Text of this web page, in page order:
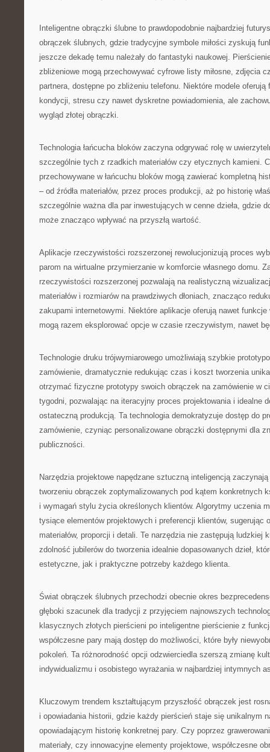
Inteligentne obrączki ślubne to prawdopodobnie najbardziej
obrączek ślubnych, gdzie tradycyjne symbole miłości zyskują
jeszcze dekadę temu należały do fantastyki naukowej.
zbliżeniowe mogą przechowywać cyfrowe listy miłosne, zdjęcia
partnera, dostępne po zbliżeniu telefonu. Niektóre modele oferują
kondycji, stresu czy nawet dyskretne powiadomienia, ale
wygląd złotej obrączki.
Technologia łańcucha bloków zaczyna odgrywać rolę w
szczególnie tych z rzadkich materiałów czy etycznych kamieni.
przechowywane w łańcuchu bloków mogą zawierać kompletną
– od źródła materiałów, przez proces produkcji, aż po historię
szczególnie ważna dla par inwestujących w cenne dzieła, gdzie
może znacząco wpływać na przyszłą wartość.
Aplikacje rzeczywistości rozszerzonej rewolucjonizują proces
parom na wirtualne przymierzanie w komforcie własnego domu.
rzeczywistości rozszerzonej pozwalają na realistyczną
materiałów i rozmiarów na prawdziwych dłoniach, znacząco
zakupami internetowymi. Niektóre aplikacje oferują nawet funkcje
mogą razem eksplorować opcje w czasie rzeczywistym, nawet
Technologie druku trójwymiarowego umożliwiają szybkie
zamówienie, dramatycznie redukując czas i koszt tworzenia
otrzymać fizyczne prototypy swoich obrączek na zamówienie w
tygodni, pozwalając na iteracyjny proces projektowania i idealne
ostateczną produkcją. Ta technologia demokratyzuje dostęp do
zamówienie, czyniąc personalizowane obrączki dostępnymi dla
publiczności.
Narzędzia projektowe napędzane sztuczną inteligencją
tworzeniu obrączek zoptymalizowanych pod kątem konkretnych
i wymagań stylu życia określonych klientów. Algorytmy uczenia
tysiące elementów projektowych i preferencji klientów, sugerując
materiałów, proporcji i detali. Te narzędzia nie zastępują ludzkiej
zdolność jubilerów do tworzenia idealnie dopasowanych dzieł,
estetyczne, jak i praktyczne potrzeby każdego klienta.
Świat obrączek ślubnych przechodzi obecnie okres
głęboki szacunek dla tradycji z przyjęciem najnowszych
klasycznych złotych pierścieni po inteligentne pierścienie z
współczesne pary mają dostęp do możliwości, które były
pokoleń. Ta różnorodność opcji odzwierciedla szerszą zmianę
indywidualizmu i osobistego wyrażania w najbardziej intymnych
Kluczowym trendem kształtującym przyszłość obrączek jest
i opowiadania historii, gdzie każdy pierścień staje się unikalnym
opowiadającym historię konkretnej pary. Czy poprzez
materiały, czy innowacyjne elementy projektowe, współczesne